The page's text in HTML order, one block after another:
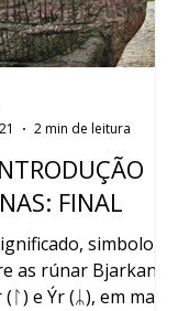
FINAL
simbologia
as rúnar Bjarkan
e Ýr (ᛦ), em mais
2 min de leitura